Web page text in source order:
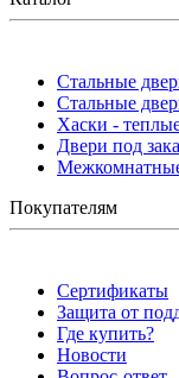
Стальные
Стальные
Хаски -
Двери под
Покупателям
Сертификаты
Защита от
Где купить?
Новости